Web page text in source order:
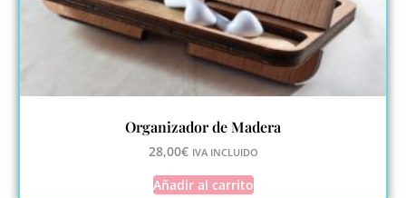
Organizador de Madera
28,00€ IVA INCLUIDO
Añadir al carrito